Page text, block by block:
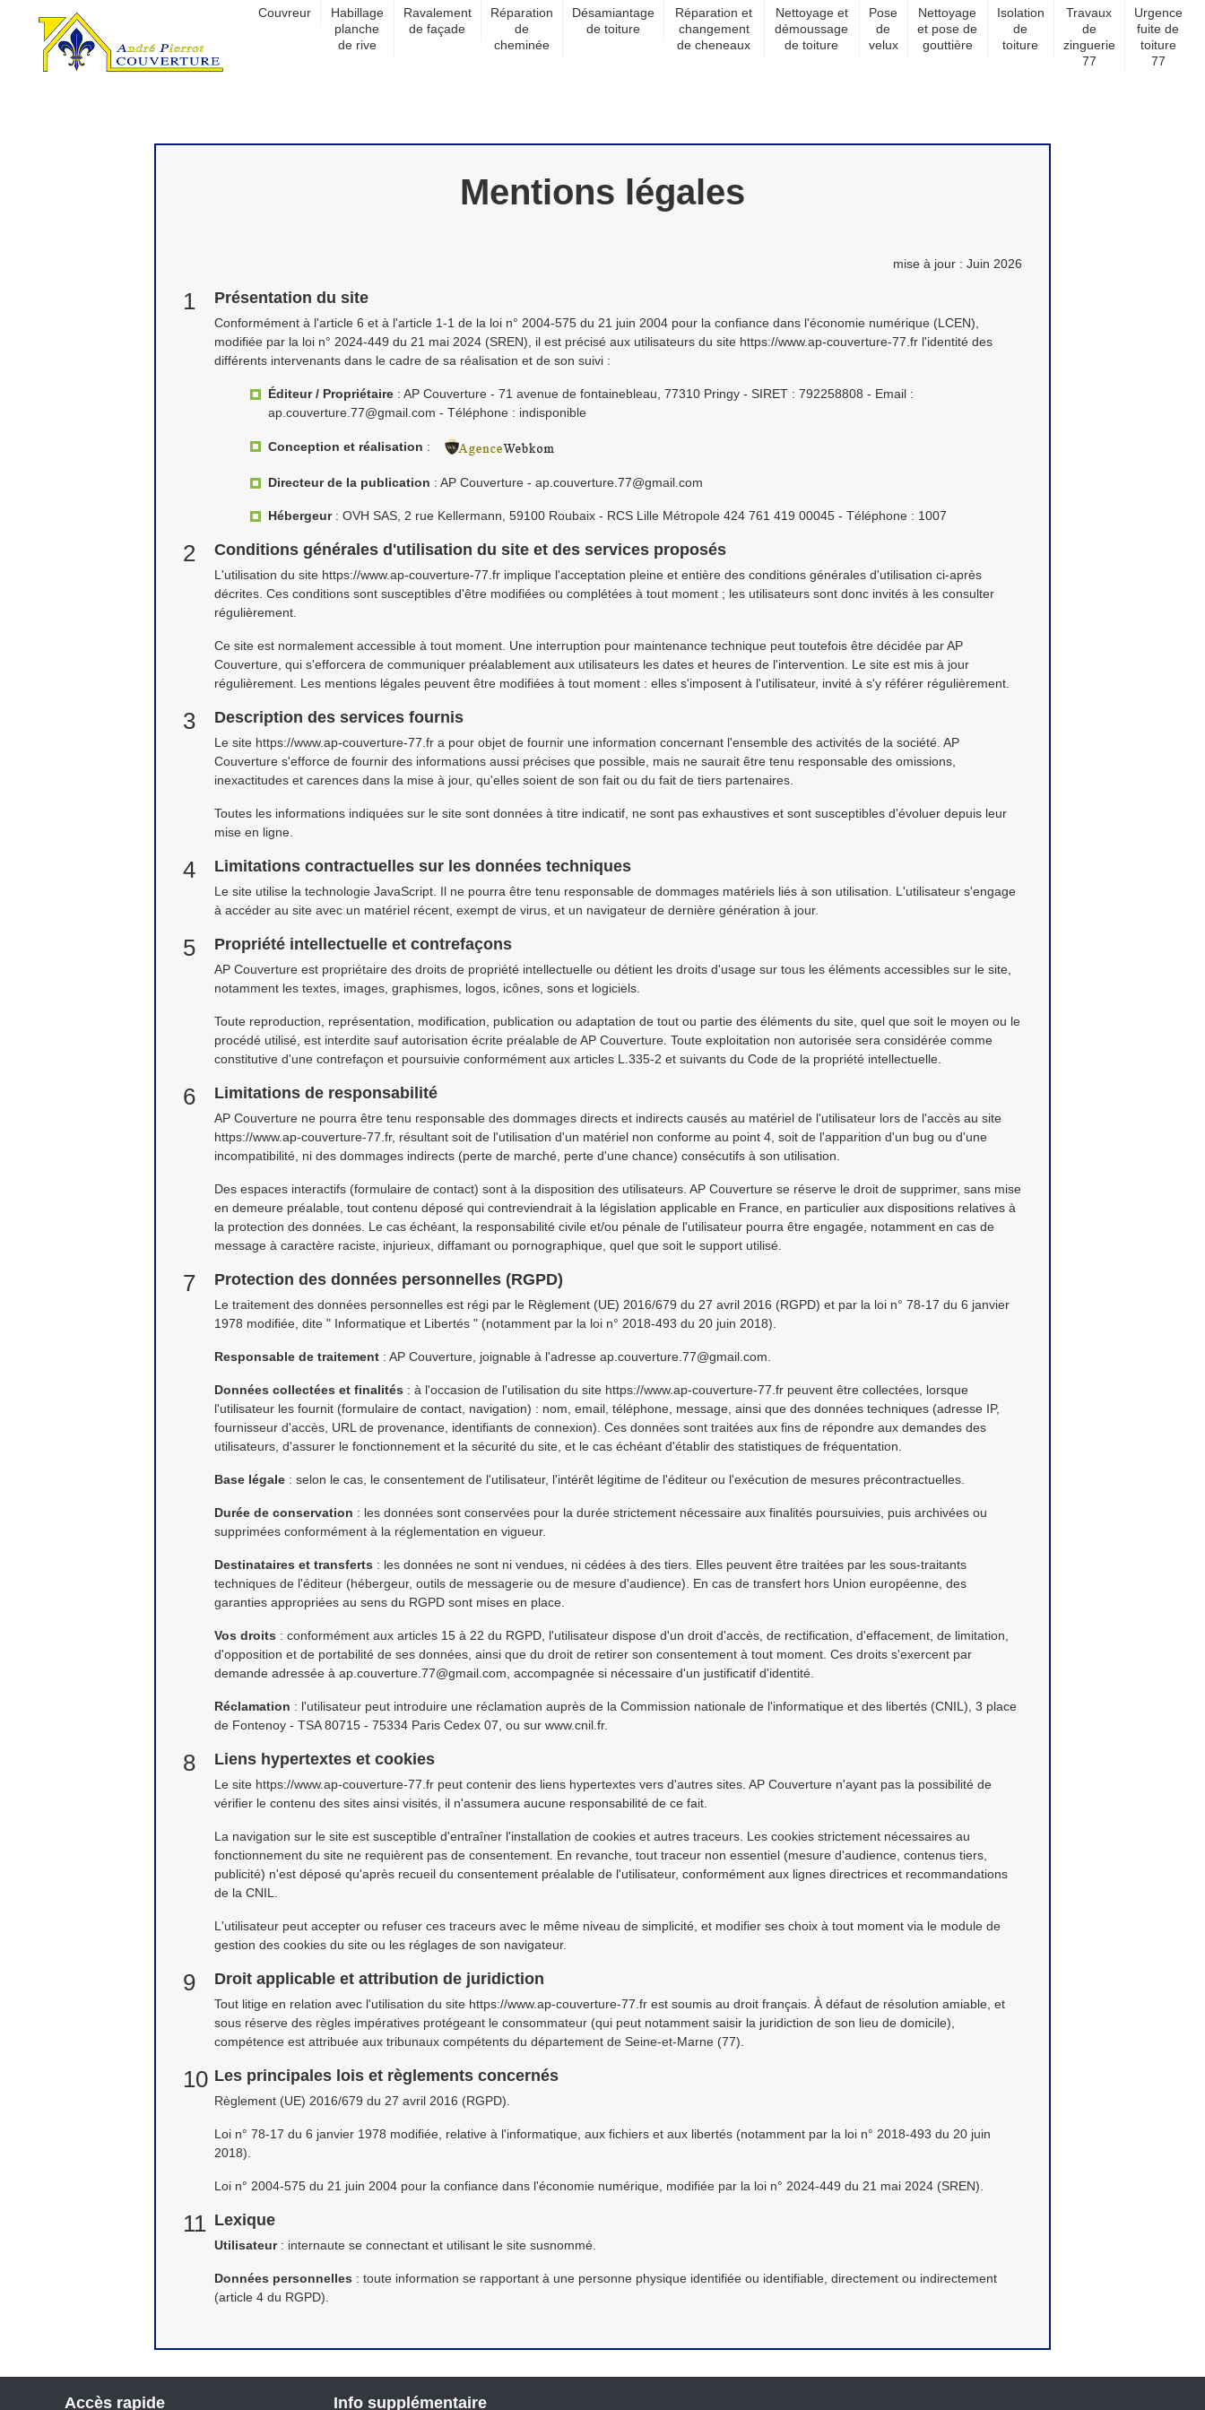
Couvreur
Habillage
planche
de rive
Ravalement
de façade
Réparation
de
cheminée
Désamiantage
de toiture
Réparation et
changement
de cheneaux
Nettoyage et
démoussage
de toiture
Pose
de
velux
Nettoyage
et pose de
gouttière
Isolation
de
toiture
Travaux
de
zinguerie
77
Urgence
fuite de
toiture
77
Mentions légales
mise à jour : Juin 2026
Présentation du site
Conformément à l'article 6 et à l'article 1-1 de la loi n° 2004-575 du 21 juin 2004 pour la confiance dans l'économie numérique (LCEN),
modifiée par la loi n° 2024-449 du 21 mai 2024 (SREN), il est précisé aux utilisateurs du site https://www.ap-couverture-77.fr l'identité des
différents intervenants dans le cadre de sa réalisation et de son suivi :
Éditeur / Propriétaire : AP Couverture - 71 avenue de fontainebleau, 77310 Pringy - SIRET : 792258808 - Email :
ap.couverture.77@gmail.com - Téléphone : indisponible
Conception et réalisation :
Directeur de la publication : AP Couverture - ap.couverture.77@gmail.com
Hébergeur: OVH SAS, 2 rue Kellermann, 59100 Roubaix - RCS Lille Métropole 424 761 419 00045 - Téléphone : 1007
Conditions générales d'utilisation du site et des services proposés
L'utilisation du site https://www.ap-couverture-77.fr implique l'acceptation pleine et entière des conditions générales d'utilisation ci-après
décrites. Ces conditions sont susceptibles d'être modifiées ou complétées à tout moment ; les utilisateurs sont donc invités à les consulter
régulièrement.
Ce site est normalement accessible à tout moment. Une interruption pour maintenance technique peut toutefois être décidée par AP
Couverture, qui s'efforcera de communiquer préalablement aux utilisateurs les dates et heures de l'intervention. Le site est mis à jour
régulièrement. Les mentions légales peuvent être modifiées à tout moment : elles s'imposent à l'utilisateur, invité à s'y référer régulièrement.
Description des services fournis
Le site https://www.ap-couverture-77.fr a pour objet de fournir une information concernant l'ensemble des activités de la société. AP
Couverture s'efforce de fournir des informations aussi précises que possible, mais ne saurait être tenu responsable des omissions,
inexactitudes et carences dans la mise à jour, qu'elles soient de son fait ou du fait de tiers partenaires.
Toutes les informations indiquées sur le site sont données à titre indicatif, ne sont pas exhaustives et sont susceptibles d'évoluer depuis leur
mise en ligne.
Limitations contractuelles sur les données techniques
Le site utilise la technologie JavaScript. Il ne pourra être tenu responsable de dommages matériels liés à son utilisation. L'utilisateur s'engage
à accéder au site avec un matériel récent, exempt de virus, et un navigateur de dernière génération à jour.
Propriété intellectuelle et contrefaçons
AP Couverture est propriétaire des droits de propriété intellectuelle ou détient les droits d'usage sur tous les éléments accessibles sur le site,
notamment les textes, images, graphismes, logos, icônes, sons et logiciels.
Toute reproduction, représentation, modification, publication ou adaptation de tout ou partie des éléments du site, quel que soit le moyen ou le
procédé utilisé, est interdite sauf autorisation écrite préalable de AP Couverture. Toute exploitation non autorisée sera considérée comme
constitutive d'une contrefaçon et poursuivie conformément aux articles L.335-2 et suivants du Code de la propriété intellectuelle.
Limitations de responsabilité
AP Couverture ne pourra être tenu responsable des dommages directs et indirects causés au matériel de l'utilisateur lors de l'accès au site
https://www.ap-couverture-77.fr, résultant soit de l'utilisation d'un matériel non conforme au point 4, soit de l'apparition d'un bug ou d'une
incompatibilité, ni des dommages indirects (perte de marché, perte d'une chance) consécutifs à son utilisation.
Des espaces interactifs (formulaire de contact) sont à la disposition des utilisateurs. AP Couverture se réserve le droit de supprimer, sans mise
en demeure préalable, tout contenu déposé qui contreviendrait à la législation applicable en France, en particulier aux dispositions relatives à
la protection des données. Le cas échéant, la responsabilité civile et/ou pénale de l'utilisateur pourra être engagée, notamment en cas de
message à caractère raciste, injurieux, diffamant ou pornographique, quel que soit le support utilisé.
Protection des données personnelles (RGPD)
Le traitement des données personnelles est régi par le Règlement (UE) 2016/679 du 27 avril 2016 (RGPD) et par la loi n° 78-17 du 6 janvier
1978 modifiée, dite " Informatique et Libertés " (notamment par la loi n° 2018-493 du 20 juin 2018).
Responsable de traitement : AP Couverture, joignable à l'adresse ap.couverture.77@gmail.com.
Données collectées et finalités : à l'occasion de l'utilisation du site https://www.ap-couverture-77.fr peuvent être collectées, lorsque
l'utilisateur les fournit (formulaire de contact, navigation) : nom, email, téléphone, message, ainsi que des données techniques (adresse IP,
fournisseur d'accès, URL de provenance, identifiants de connexion). Ces données sont traitées aux fins de répondre aux demandes des
utilisateurs, d'assurer le fonctionnement et la sécurité du site, et le cas échéant d'établir des statistiques de fréquentation.
Base légale : selon le cas, le consentement de l'utilisateur, l'intérêt légitime de l'éditeur ou l'exécution de mesures précontractuelles.
Durée de conservation : les données sont conservées pour la durée strictement nécessaire aux finalités poursuivies, puis archivées ou
supprimées conformément à la réglementation en vigueur.
Destinataires et transferts : les données ne sont ni vendues, ni cédées à des tiers. Elles peuvent être traitées par les sous-traitants
techniques de l'éditeur (hébergeur, outils de messagerie ou de mesure d'audience). En cas de transfert hors Union européenne, des
garanties appropriées au sens du RGPD sont mises en place.
Vos droits : conformément aux articles 15 à 22 du RGPD, l'utilisateur dispose d'un droit d'accès, de rectification, d'effacement, de limitation,
d'opposition et de portabilité de ses données, ainsi que du droit de retirer son consentement à tout moment. Ces droits s'exercent par
demande adressée à ap.couverture.77@gmail.com, accompagnée si nécessaire d'un justificatif d'identité.
Réclamation : l'utilisateur peut introduire une réclamation auprès de la Commission nationale de l'informatique et des libertés (CNIL), 3 place
de Fontenoy - TSA 80715 - 75334 Paris Cedex 07, ou sur www.cnil.fr.
Liens hypertextes et cookies
Le site https://www.ap-couverture-77.fr peut contenir des liens hypertextes vers d'autres sites. AP Couverture n'ayant pas la possibilité de
vérifier le contenu des sites ainsi visités, il n'assumera aucune responsabilité de ce fait.
La navigation sur le site est susceptible d'entraîner l'installation de cookies et autres traceurs. Les cookies strictement nécessaires au
fonctionnement du site ne requièrent pas de consentement. En revanche, tout traceur non essentiel (mesure d'audience, contenus tiers,
publicité) n'est déposé qu'après recueil du consentement préalable de l'utilisateur, conformément aux lignes directrices et recommandations
de la CNIL.
L'utilisateur peut accepter ou refuser ces traceurs avec le même niveau de simplicité, et modifier ses choix à tout moment via le module de
gestion des cookies du site ou les réglages de son navigateur.
Droit applicable et attribution de juridiction
Tout litige en relation avec l'utilisation du site https://www.ap-couverture-77.fr est soumis au droit français. À défaut de résolution amiable, et
sous réserve des règles impératives protégeant le consommateur (qui peut notamment saisir la juridiction de son lieu de domicile),
compétence est attribuée aux tribunaux compétents du département de Seine-et-Marne (77).
Les principales lois et règlements concernés
Règlement (UE) 2016/679 du 27 avril 2016 (RGPD).
Loi n° 78-17 du 6 janvier 1978 modifiée, relative à l'informatique, aux fichiers et aux libertés (notamment par la loi n° 2018-493 du 20 juin
2018).
Loi n° 2004-575 du 21 juin 2004 pour la confiance dans l'économie numérique, modifiée par la loi n° 2024-449 du 21 mai 2024 (SREN).
Lexique
Utilisateur: internaute se connectant et utilisant le site susnommé.
Données personnelles : toute information se rapportant à une personne physique identifiée ou identifiable, directement ou indirectement
(article 4 du RGPD).
Accès rapide Info supplémentaire